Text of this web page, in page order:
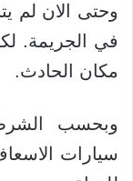
وحتى الان لم
في الجريمة.
مكان الحادث.
وبحسب
سيارات